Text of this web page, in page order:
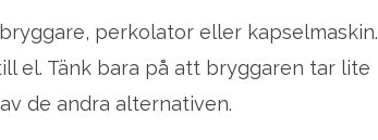
perkolator eller kapselmaskin.
el. Tänk bara på att bryggaren tar lite
de andra alternativen.